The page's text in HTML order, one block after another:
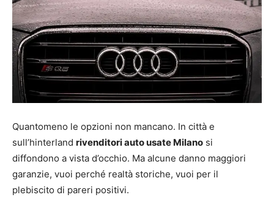
Quantomeno le opzioni non mancano. In città e
sull’hinterland rivenditori auto usate Milano si
diffondono a vista d’occhio. Ma alcune danno maggiori
garanzie, vuoi perché realtà storiche, vuoi per il
plebiscito di pareri positivi.